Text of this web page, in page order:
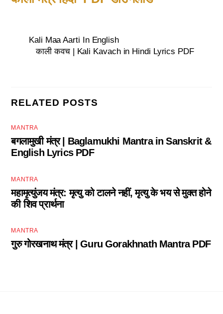
Kali Maa Aarti In English
काली कवच | Kali Kavach in Hindi Lyrics PDF
RELATED POSTS
MANTRA
बगलामुखी मंत्र | Baglamukhi Mantra in Sanskrit &
English Lyrics PDF
MANTRA
महामृत्युंजय मंत्र: मृत्यु को टालने नहीं, मृत्यु के भय से मुक्त होने
की शिव प्रार्थना
MANTRA
गुरु गोरखनाथ मंत्र | Guru Gorakhnath Mantra PDF